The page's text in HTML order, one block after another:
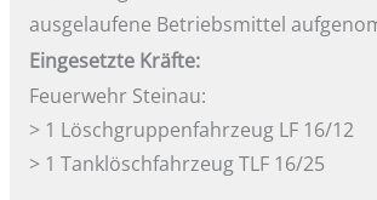
ausgelaufene Betriebsmittel
Eingesetzte Kräfte:
Feuerwehr Steinau:
> 1 Löschgruppenfahrzeug LF 16/12
> 1 Tanklöschfahrzeug TLF 16/25